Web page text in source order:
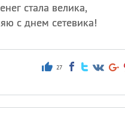
стала велика,
с днем сетевика!
27